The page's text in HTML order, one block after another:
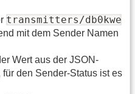
transmitters/db0kwe
mit dem Sender Namen
Wert aus der JSON-
den Sender-Status ist es